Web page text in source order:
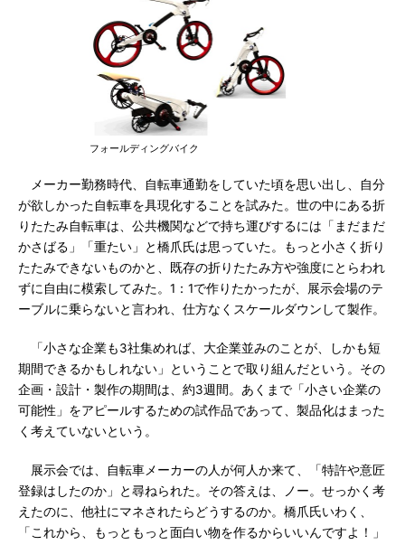
フォールディングバイク
メーカー勤務時代、自転車通勤をしていた頃を思い出し、自分
が欲しかった自転車を具現化することを試みた。世の中にある折
りたたみ自転車は、公共機関などで持ち運びするには「まだまだ
かさばる」「重たい」と橋爪氏は思っていた。もっと小さく折り
たたみできないものかと、既存の折りたたみ方や強度にとらわれ
ずに自由に模索してみた。1：1で作りたかったが、展示会場のテ
ーブルに乗らないと言われ、仕方なくスケールダウンして製作。
「小さな企業も3社集めれば、大企業並みのことが、しかも短
期間できるかもしれない」ということで取り組んだという。その
企画・設計・製作の期間は、約3週間。あくまで「小さい企業の
可能性」をアピールするための試作品であって、製品化はまった
く考えていないという。
展示会では、自転車メーカーの人が何人か来て、「特許や意匠
登録はしたのか」と尋ねられた。その答えは、ノー。せっかく考
えたのに、他社にマネされたらどうするのか。橋爪氏いわく、
「これから、もっともっと面白い物を作るからいいんですよ！」